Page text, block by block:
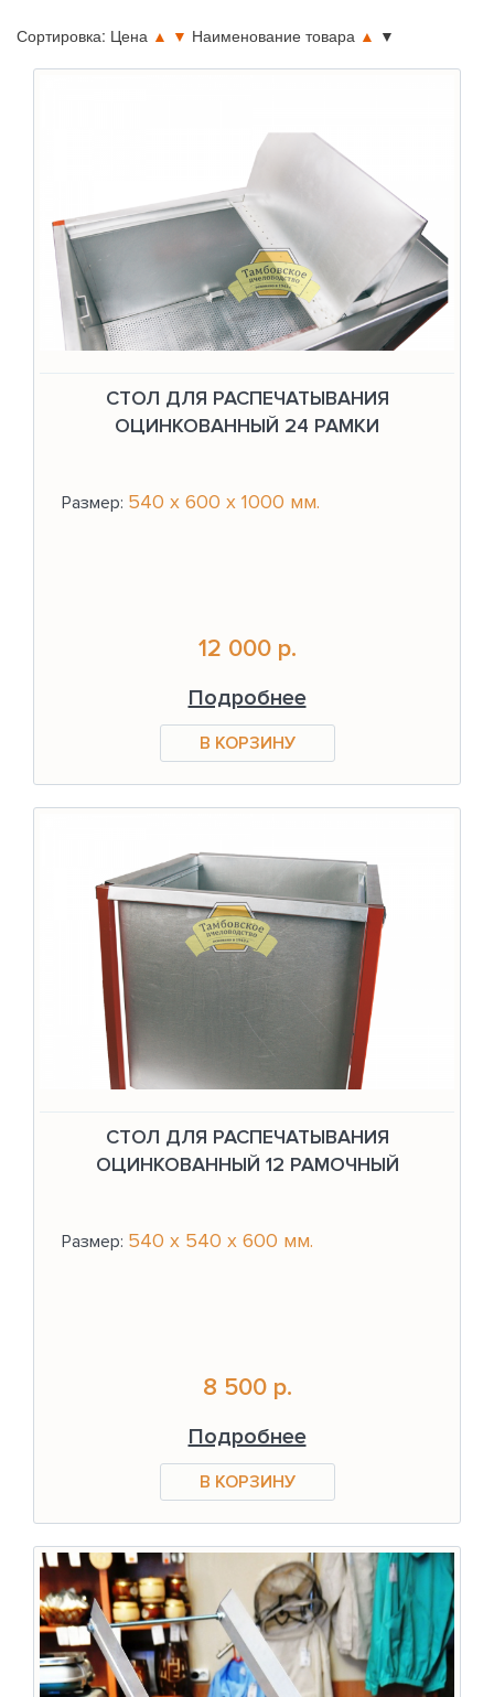
Сортировка: Цена ▲ ▼ Наименование товара ▲ ▼
СТОЛ ДЛЯ РАСПЕЧАТЫВАНИЯ
ОЦИНКОВАННЫЙ 24 РАМКИ
Размер: 540 x 600 x 1000 мм.
12 000 р.
Подробнее
СТОЛ ДЛЯ РАСПЕЧАТЫВАНИЯ
ОЦИНКОВАННЫЙ 12 РАМОЧНЫЙ
Размер: 540 x 540 x 600 мм.
8 500 р.
Подробнее